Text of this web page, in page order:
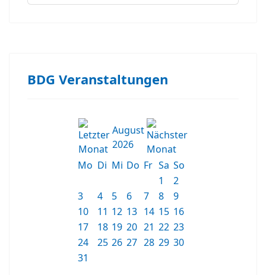
BDG Veranstaltungen
August
2026
Mo Di Mi Do Fr Sa So
1
2
3
4 5 6 7 8
9
10
11 12 13 14 15 16
17
18 19 20 21 22 23
24
25 26 27 28 29 30
31